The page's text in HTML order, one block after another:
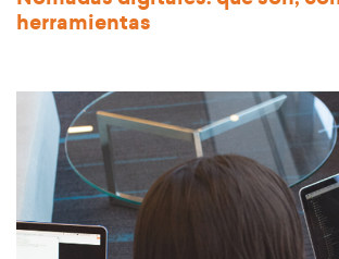
herramientas